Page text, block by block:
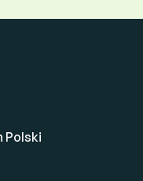
Polski